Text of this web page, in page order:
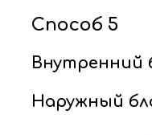
Способ 5
Внутренний
Наружный